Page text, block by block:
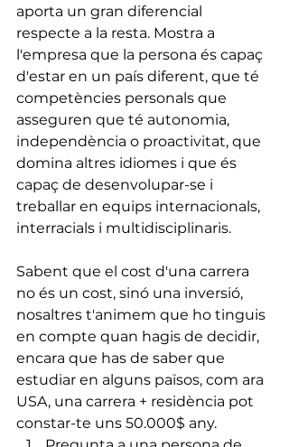
aporta un gran diferencial
respecte a la resta. Mostra a
l'empresa que la persona és capaç
d'estar en un país diferent, que té
competències personals que
asseguren que té autonomia,
independència o proactivitat, que
domina altres idiomes i que és
capaç de desenvolupar-se i
treballar en equips internacionals,
interracials i multidisciplinaris.
Sabent que el cost d'una carrera
no és un cost, sinó una inversió,
nosaltres t'animem que ho tinguis
en compte quan hagis de decidir,
encara que has de saber que
estudiar en alguns països, com ara
USA, una carrera + residència pot
constar-te uns 50.000$ any.